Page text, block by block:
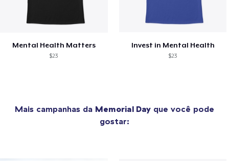
Mental Health Matters
$23
Invest in Mental Health
$23
Mais campanhas da Memorial Day que você pode
gostar: